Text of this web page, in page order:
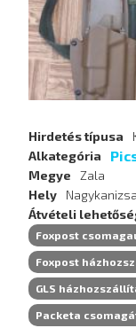
Hirdetés típusa
Alkategória
Megye
Zala
Hely
Nagykanizsa
Átvételi
Foxpost
Foxpost
GLS
Packeta